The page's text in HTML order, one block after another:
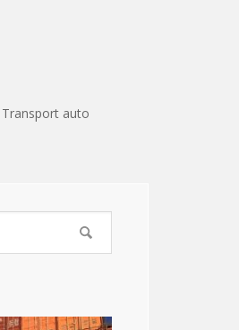
Transport auto